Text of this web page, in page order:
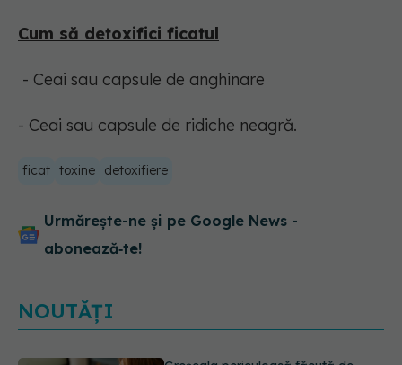
Cum să detoxifici ficatul
- Ceai sau capsule de anghinare
- Ceai sau capsule de ridiche neagră.
ficat toxine detoxifiere
Urmărește-ne și pe Google News -
abonează‑te!
NOUTĂȚI